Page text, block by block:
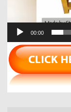
00:00